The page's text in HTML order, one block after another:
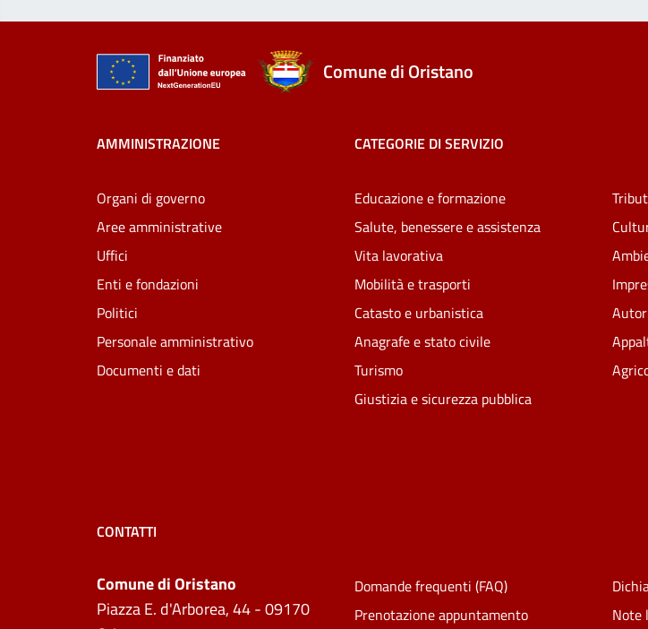
Comune di Oristano
AMMINISTRAZIONE
Organi di governo
Aree amministrative
Uffici
Enti e fondazioni
Politici
Personale amministrativo
Documenti e dati
CATEGORIE DI SERVIZIO
Educazione e formazione
Salute, benessere e assistenza
Vita lavorativa
Mobilità e trasporti
Catasto e urbanistica
Anagrafe e stato civile
Turismo
Giustizia e sicurezza pubblica
CONTATTI
Comune di Oristano
Piazza E. d'Arborea, 44 - 09170
Domande frequenti (FAQ)
Prenotazione appuntamento
Note